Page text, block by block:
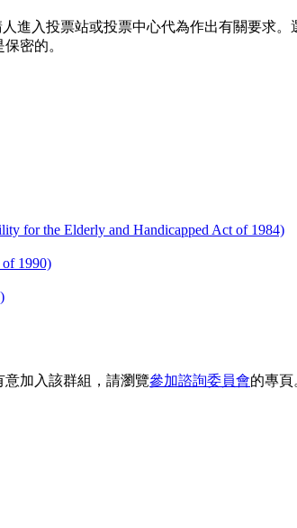
人進入投票站或投票中心代為作出有關要
密的。
for the Elderly and Handicapped Act of 1984)
1990)
加入該群組，請瀏覽參加諮詢委員會的專頁